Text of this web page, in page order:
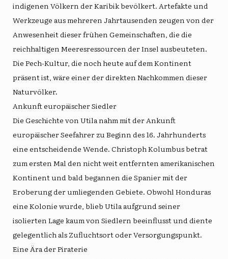
indigenen Völkern der Karibik bevölkert. Artefakte und
Werkzeuge aus mehreren Jahrtausenden zeugen von der
Anwesenheit dieser frühen Gemeinschaften, die die
reichhaltigen Meeresressourcen der Insel ausbeuteten.
Die Pech-Kultur, die noch heute auf dem Kontinent
präsent ist, wäre einer der direkten Nachkommen dieser
Naturvölker.
Ankunft europäischer Siedler
Die Geschichte von Utila nahm mit der Ankunft
europäischer Seefahrer zu Beginn des 16. Jahrhunderts
eine entscheidende Wende. Christoph Kolumbus betrat
zum ersten Mal den nicht weit entfernten amerikanischen
Kontinent und bald begannen die Spanier mit der
Eroberung der umliegenden Gebiete. Obwohl Honduras
eine Kolonie wurde, blieb Utila aufgrund seiner
isolierten Lage kaum von Siedlern beeinflusst und diente
gelegentlich als Zufluchtsort oder Versorgungspunkt.
Eine Ära der Piraterie